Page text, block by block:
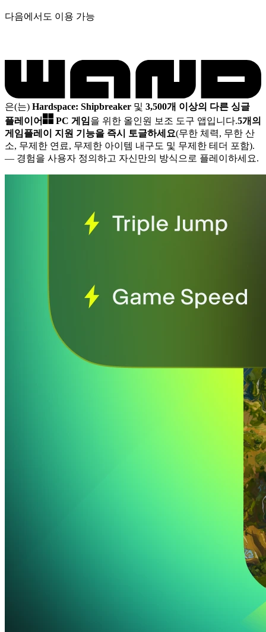
다음에서도 이용 가능
은(는) Hardspace: Shipbreaker 및 3,500개 이상의 다른 싱글
플레이어
PC 게임을 위한 올인원 보조 도구 앱입니다.5개의
게임플레이 지원 기능을 즉시 토글하세요(무한 체력, 무한 산
소, 무제한 연료, 무제한 아이템 내구도 및 무제한 테더 포함).
— 경험을 사용자 정의하고 자신만의 방식으로 플레이하세요.